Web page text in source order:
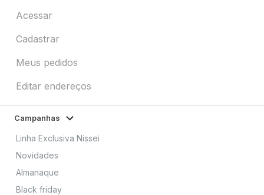
Acessar
Cadastrar
Meus pedidos
Editar endereços
Campanhas
Linha Exclusiva Nissei
Novidades
Almanaque
Black friday